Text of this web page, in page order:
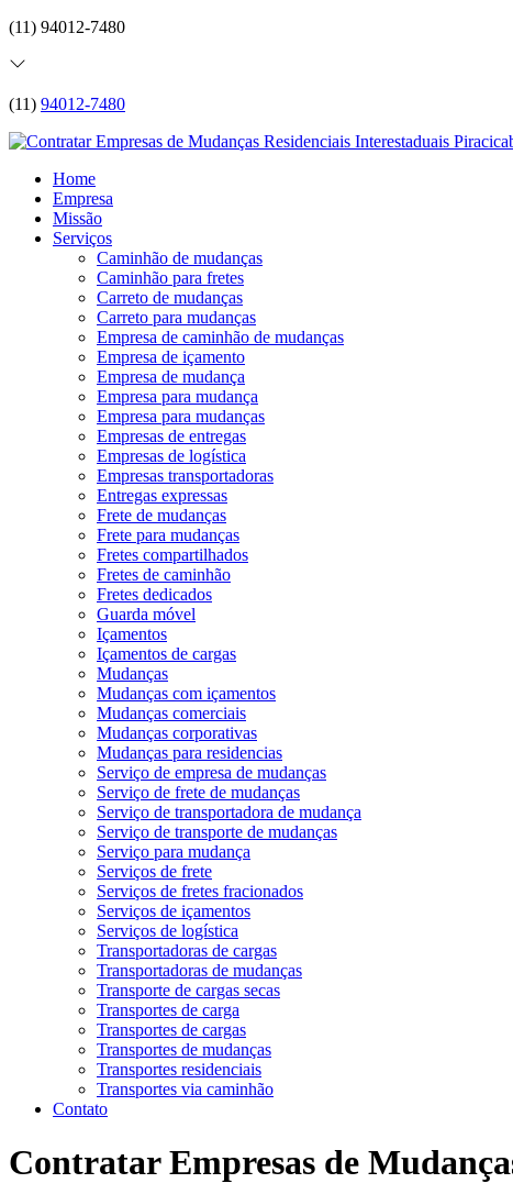
(11) 94012-7480
(11) 94012-7480
Home
Empresa
Missão
Serviços
Caminhão de mudanças
Caminhão para fretes
Carreto de mudanças
Carreto para mudanças
Empresa de caminhão de mudanças
Empresa de içamento
Empresa de mudança
Empresa para mudança
Empresa para mudanças
Empresas de entregas
Empresas de logística
Empresas transportadoras
Entregas expressas
Frete de mudanças
Frete para mudanças
Fretes compartilhados
Fretes de caminhão
Fretes dedicados
Guarda móvel
Içamentos
Içamentos de cargas
Mudanças
Mudanças com içamentos
Mudanças comerciais
Mudanças corporativas
Mudanças para residencias
Serviço de empresa de mudanças
Serviço de frete de mudanças
Serviço de transportadora de mudança
Serviço de transporte de mudanças
Serviço para mudança
Serviços de frete
Serviços de fretes fracionados
Serviços de içamentos
Serviços de logística
Transportadoras de cargas
Transportadoras de mudanças
Transporte de cargas secas
Transportes de carga
Transportes de cargas
Transportes de mudanças
Transportes residenciais
Transportes via caminhão
Contato
Contratar Empresas de